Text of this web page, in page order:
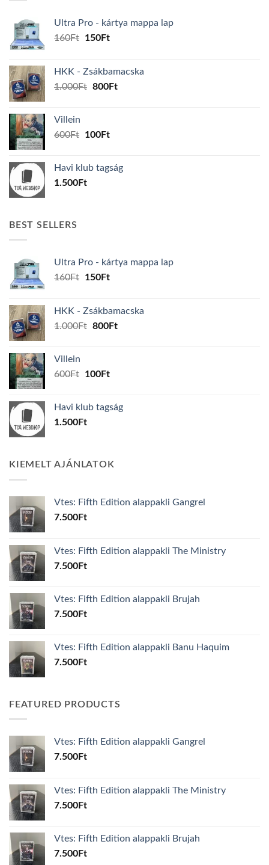
Ultra Pro - kártya mappa lap
160Ft
Original
160Ft.
150FtCurrent
150Ft.
HKK - Zsákbamacska
1.000Ft Original
800FtCurrent
Villein
600Ft
Original
600Ft.
100FtCurrent
100Ft.
Havi klub tagság
1.500Ft
BEST SELLERS
Ultra Pro - kártya mappa lap
160Ft
Original
160Ft.
150FtCurrent
150Ft.
HKK - Zsákbamacska
1.000Ft Original
800FtCurrent
Villein
600Ft
Original
600Ft.
100FtCurrent
100Ft.
Havi klub tagság
1.500Ft
KIEMELT AJÁNLATOK
Vtes: Fifth Edition alappakli Gangrel
7.500Ft
Vtes: Fifth Edition alappakli The Ministry
7.500Ft
Vtes: Fifth Edition alappakli Brujah
7.500Ft
Vtes: Fifth Edition alappakli Banu Haquim
7.500Ft
FEATURED PRODUCTS
Vtes: Fifth Edition alappakli Gangrel
7.500Ft
Vtes: Fifth Edition alappakli The Ministry
7.500Ft
Vtes: Fifth Edition alappakli Brujah
7.500Ft